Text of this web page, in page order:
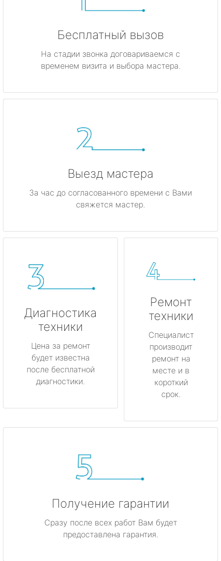
Бесплатный вызов
На стадии звонка договариваемся с
временем визита и выбора мастера.
Выезд мастера
За час до согласованного времени с Вами
свяжется мастер.
Диагностика
техники
Цена за ремонт
будет известна
после бесплатной
диагностики.
Ремонт
техники
Специалист
производит
ремонт на
месте и в
короткий
срок.
Получение гарантии
Сразу после всех работ Вам будет
предоставлена гарантия.